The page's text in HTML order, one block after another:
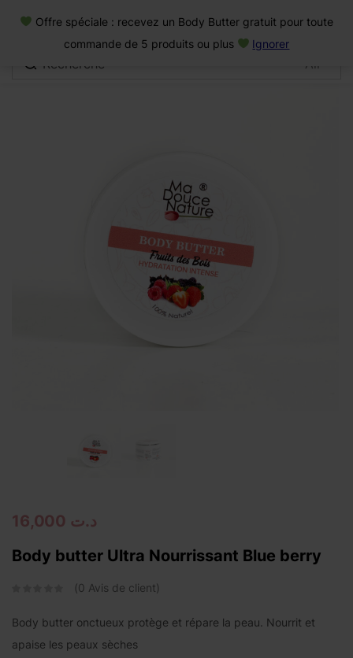
د.ت
Body butter Ultra Nourrissant Blue berry
0 Avis de client
Body butter onctueux protège et répare la peau. Nourrit et
apaise les peaux sèches
Offre spéciale : recevez un Body Butter gratuit pour toute
commande de 5 produits ou plus
Ignorer
Connexion
Se souvenir de moi Mot de passe oublié
Se connecter
Créer un compte